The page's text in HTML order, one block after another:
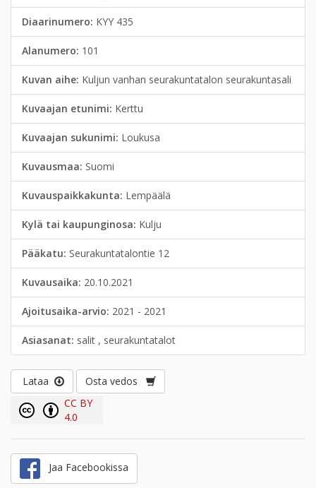
Diaarinumero: KYY 435
Alanumero: 101
Kuvan aihe: Kuljun vanhan seurakuntatalon seurakuntasali
Kuvaajan etunimi: Kerttu
Kuvaajan sukunimi: Loukusa
Kuvausmaa: Suomi
Kuvauspaikkakunta: Lempäälä
Kylä tai kaupunginosa: Kulju
Pääkatu: Seurakuntatalontie 12
Kuvausaika: 20.10.2021
Ajoitusaika-arvio: 2021 - 2021
Asiasanat: salit , seurakuntatalot
Lataa
Osta vedos
CC BY
4.0
Jaa Facebookissa